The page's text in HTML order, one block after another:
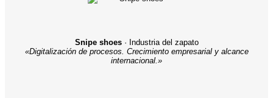
Snipe shoes· Industria del zapato
«Digitalización de procesos. Crecimiento empresarial y alcance
internacional.»